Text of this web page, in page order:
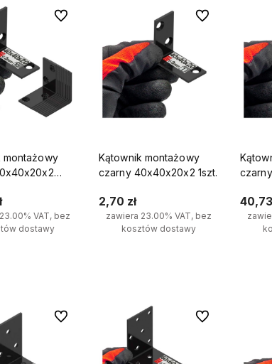
montażowy
VAT, bez
dostawy
Do ulubionych
Kątownik montażowy
czarny 40x40x20x2 1szt.
2,70 zł
zawiera 23.00% VAT, bez
kosztów dostawy
Do ulubionych
40,73
Do ulubionych Do ulubionych